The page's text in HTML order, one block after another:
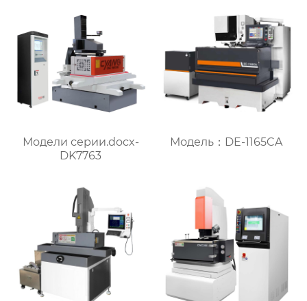
Модели серии.docx-
DK7763
Модель：DE-1165CA